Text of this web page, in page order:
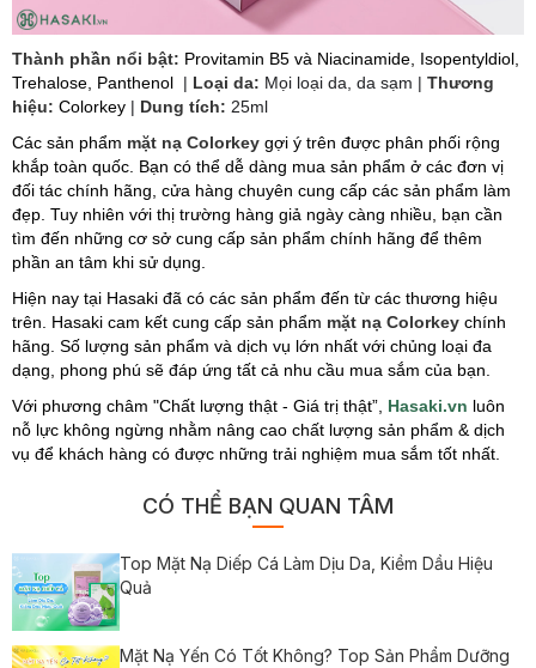
Thành phần nổi bật: Provitamin B5 và Niacinamide, Isopentyldiol,
Trehalose, Panthenol | Loại da: Mọi loại da, da sạm | Thương
hiệu: Colorkey | Dung tích: 25ml
Các sản phẩm mặt nạ Colorkey gợi ý trên được phân phối rộng
khắp toàn quốc. Bạn có thể dễ dàng mua sản phẩm ở các đơn vị
đối tác chính hãng, cửa hàng chuyên cung cấp các sản phẩm làm
đẹp. Tuy nhiên với thị trường hàng giả ngày càng nhiều, bạn cần
tìm đến những cơ sở cung cấp sản phẩm chính hãng để thêm
phần an tâm khi sử dụng.
Hiện nay tại Hasaki đã có các sản phẩm đến từ các thương hiệu
trên. Hasaki cam kết cung cấp sản phẩm mặt nạ Colorkey chính
hãng. Số lượng sản phẩm và dịch vụ lớn nhất với chủng loại đa
dạng, phong phú sẽ đáp ứng tất cả nhu cầu mua sắm của bạn.
Với phương châm "Chất lượng thật - Giá trị thật”, Hasaki.vn luôn
nỗ lực không ngừng nhằm nâng cao chất lượng sản phẩm & dịch
vụ để khách hàng có được những trải nghiệm mua sắm tốt nhất.
CÓ THỂ BẠN QUAN TÂM
Top Mặt Nạ Diếp Cá Làm Dịu Da, Kiềm Dầu Hiệu
Quả
Mặt Nạ Yến Có Tốt Không? Top Sản Phẩm Dưỡng